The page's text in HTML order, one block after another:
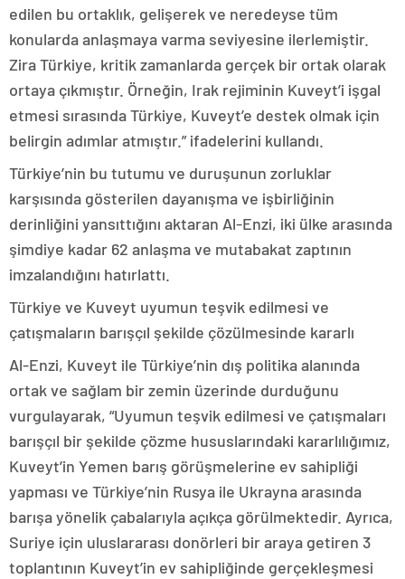
edilen bu ortaklık, gelişerek ve neredeyse tüm
konularda anlaşmaya varma seviyesine ilerlemiştir.
Zira Türkiye, kritik zamanlarda gerçek bir ortak olarak
ortaya çıkmıştır. Örneğin, Irak rejiminin Kuveyt’i işgal
etmesi sırasında Türkiye, Kuveyt’e destek olmak için
belirgin adımlar atmıştır.” ifadelerini kullandı.
Türkiye’nin bu tutumu ve duruşunun zorluklar
karşısında gösterilen dayanışma ve işbirliğinin
derinliğini yansıttığını aktaran Al-Enzi, iki ülke arasında
şimdiye kadar 62 anlaşma ve mutabakat zaptının
imzalandığını hatırlattı.
Türkiye ve Kuveyt uyumun teşvik edilmesi ve
çatışmaların barışçıl şekilde çözülmesinde kararlı
Al-Enzi, Kuveyt ile Türkiye’nin dış politika alanında
ortak ve sağlam bir zemin üzerinde durduğunu
vurgulayarak, “Uyumun teşvik edilmesi ve çatışmaları
barışçıl bir şekilde çözme hususlarındaki kararlılığımız,
Kuveyt’in Yemen barış görüşmelerine ev sahipliği
yapması ve Türkiye’nin Rusya ile Ukrayna arasında
barışa yönelik çabalarıyla açıkça görülmektedir. Ayrıca,
Suriye için uluslararası donörleri bir araya getiren 3
toplantının Kuveyt’in ev sahipliğinde gerçekleşmesi